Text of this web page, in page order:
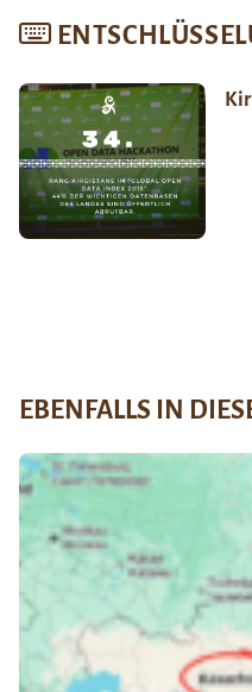
EBENFALLS IN